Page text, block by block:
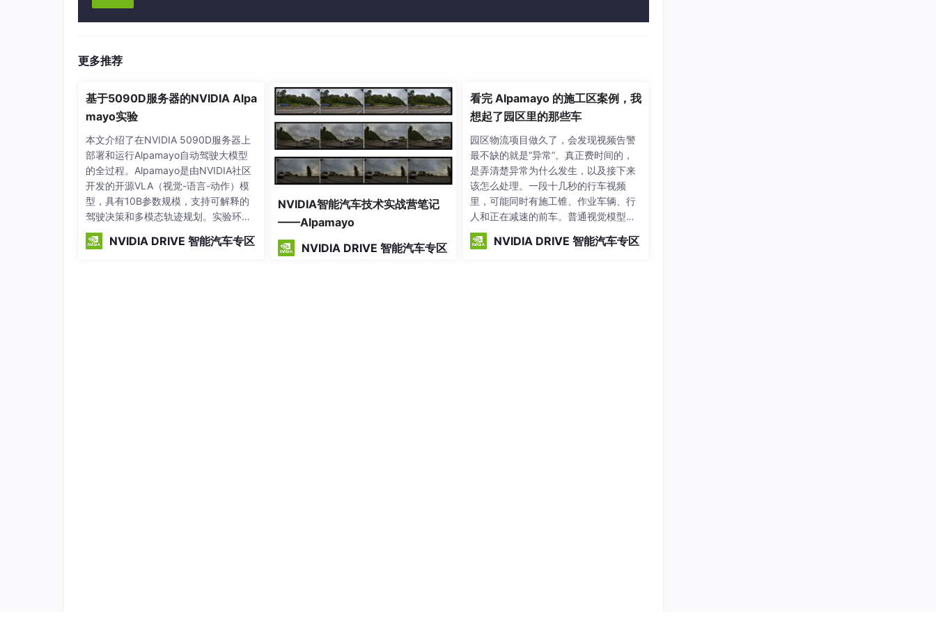
更多推荐
基于5090D服务器的NVIDIA Alpa
mayo实验
本文介绍了在NVIDIA 5090D服务器上
部署和运行Alpamayo自动驾驶大模型
的全过程。Alpamayo是由NVIDIA社区
开发的开源VLA（视觉-语言-动作）模
型，具有10B参数规模，支持可解释的
驾驶决策和多模态轨迹规划。实验环境
搭建包括：创建Python 3.12虚拟环境、
安装git/uv工具、配置Hugging Face访
NVIDIA DRIVE 智能汽车专区
NVIDIA智能汽车技术实战营笔记
——Alpamayo
NVIDIA DRIVE 智能汽车专区
看完 Alpamayo 的施工区案例，我
想起了园区里的那些车
园区物流项目做久了，会发现视频告警
最不缺的就是“异常”。真正费时间的，
是弄清楚异常为什么发生，以及接下来
该怎么处理。一段十几秒的行车视频
里，可能同时有施工锥、作业车辆、行
人和正在减速的前车。普通视觉模型可
以把它们一一框出来，却未必能回答那
个更接近业务的问题：这些东西和当前
NVIDIA DRIVE 智能汽车专区